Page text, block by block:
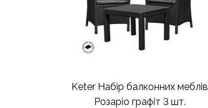
Keter Набір балконних меблів
Розаріо графіт 3 шт.